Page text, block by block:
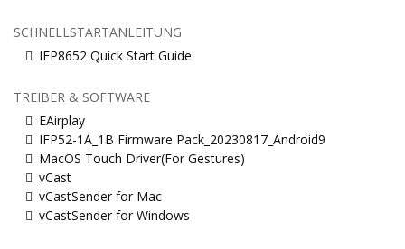
SCHNELLSTARTANLEITUNG
IFP8652 Quick Start Guide
TREIBER & SOFTWARE
EAirplay
IFP52-1A_1B Firmware Pack_20230817_Android9
MacOS Touch Driver(For Gestures)
vCast
vCastSender for Mac
vCastSender for Windows